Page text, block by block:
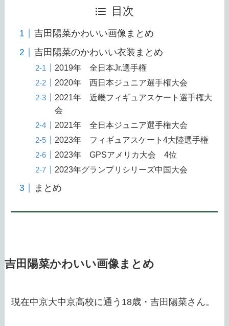
目次
吉田陽菜かわいい画像まとめ
吉田陽菜のかわいい衣装まとめ
2019年 全日本Jr.選手権
2020年 西日本ジュニア選手権大会
2021年 近畿フィギュアスケート選手権大
会
2021年 全日本ジュニア選手権大会
2023年 フィギュアスケート4大陸選手権
2023年 GPSアメリカ大会 4位
2023年グランプリシリーズ中国大会
まとめ
吉田陽菜かわいい画像まとめ
現在中京大中京高校に通う18歳・吉田陽菜さん。